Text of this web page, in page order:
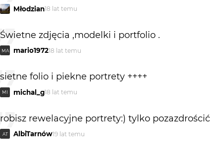
Młodzian18 lat temu
Świetne zdjęcia ,modelki i portfolio .
MA mario197218 lat temu
sietne folio i piekne portrety ++++
MI michal_g18 lat temu
robisz rewelacyjne portrety:) tylko pozazdrościć
AT AlbiTarnów19 lat temu